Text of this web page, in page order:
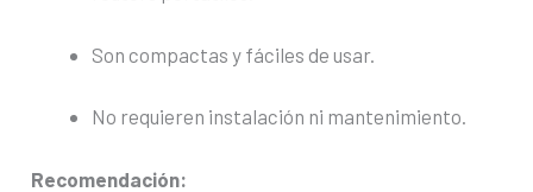
Son compactas y fáciles de usar.
No requieren instalación ni mantenimiento.
Recomendación: